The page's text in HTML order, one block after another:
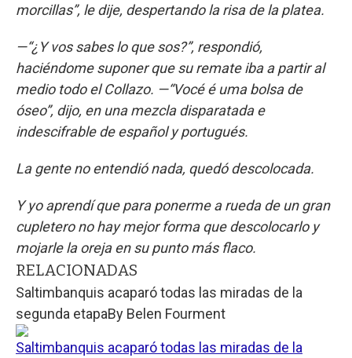
morcillas”, le dije, despertando la risa de la platea.
—“¿Y vos sabes lo que sos?”, respondió,
haciéndome suponer que su remate iba a partir al
medio todo el Collazo. —“Vocé é uma bolsa de
óseo”, dijo, en una mezcla disparatada e
indescifrable de español y portugués.
La gente no entendió nada, quedó descolocada.
Y yo aprendí que para ponerme a rueda de un gran
cupletero no hay mejor forma que descolocarlo y
mojarle la oreja en su punto más flaco.
RELACIONADAS
Saltimbanquis acaparó todas las miradas de la
segunda etapaBy Belen Fourment
Saltimbanquis acaparó todas las miradas de la